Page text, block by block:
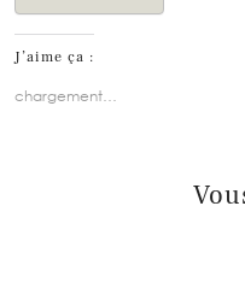
J’aime ça :
chargement…